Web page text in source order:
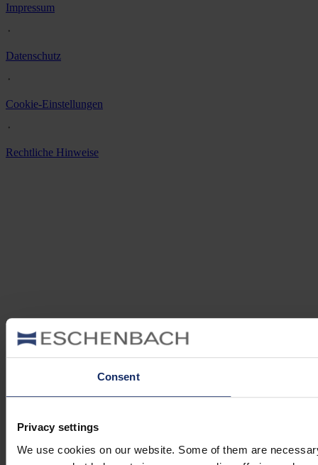
Consent
Privacy settings
We use cookies on our website. Some of them are
Impressum
᛫
Datenschutz
᛫
Cookie-Einstellungen
᛫
Rechtliche Hinweise